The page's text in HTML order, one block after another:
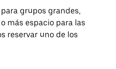
grupos grandes,
más espacio para las
reservar uno de los